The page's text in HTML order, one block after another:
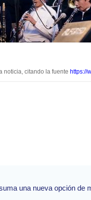
noticia, citando la fuente https://
una nueva opción de